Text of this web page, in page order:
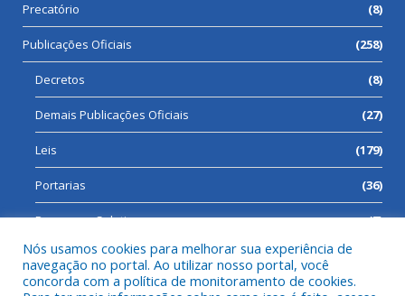
Precatório (8)
Publicações Oficiais (258)
Decretos (8)
Demais Publicações Oficiais (27)
Leis (179)
Portarias (36)
Processos Seletivos (7)
Nós usamos cookies para melhorar sua experiência de
navegação no portal. Ao utilizar nosso portal, você
concorda com a política de monitoramento de cookies.